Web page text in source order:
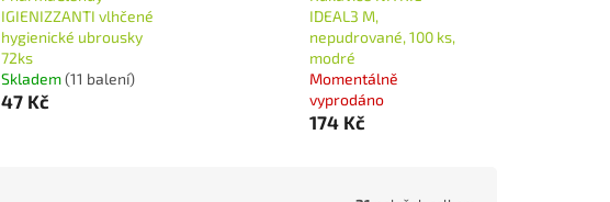
IGIENIZZANTI vlhčené
hygienické ubrousky
72ks
Skladem(11 balení)
47 Kč
IDEAL3 M,
nepudrované, 100 ks,
modré
Momentálně
vyprodáno
174 Kč